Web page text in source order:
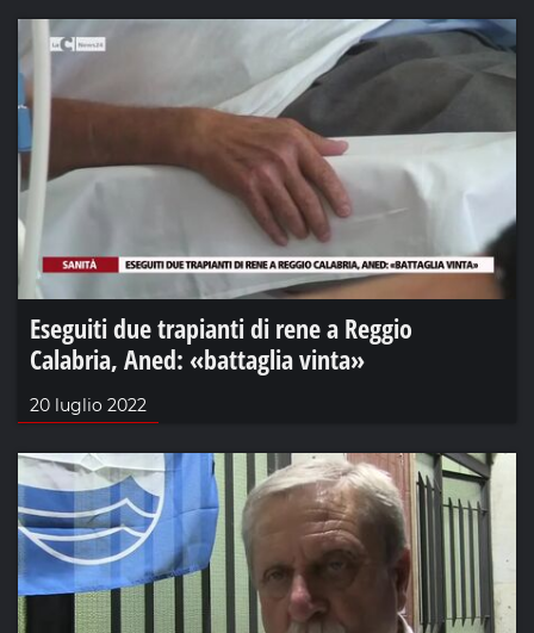
Eseguiti due trapianti di rene a Reggio
Calabria, Aned: «battaglia vinta»
20 luglio 2022